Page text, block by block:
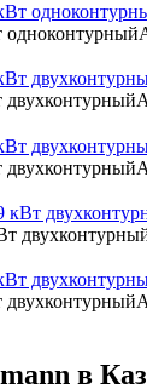
одноконтурный
двухконтурный
двухконтурный
двухконтурный
в